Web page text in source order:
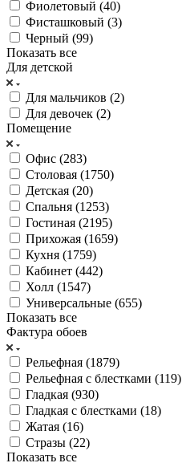
Фиолетовый (40)
Фисташковый (3)
Черный (99)
Показать все
Для детской
Для мальчиков (2)
Для девочек (2)
Помещение
Офис (283)
Столовая (1750)
Детская (20)
Спальня (1253)
Гостиная (2195)
Прихожая (1659)
Кухня (1759)
Кабинет (442)
Холл (1547)
Универсальные (655)
Показать все
Фактура обоев
Рельефная (1879)
Рельефная с блестками (119)
Гладкая (930)
Гладкая с блестками (18)
Жатая (16)
Стразы (22)
Показать все